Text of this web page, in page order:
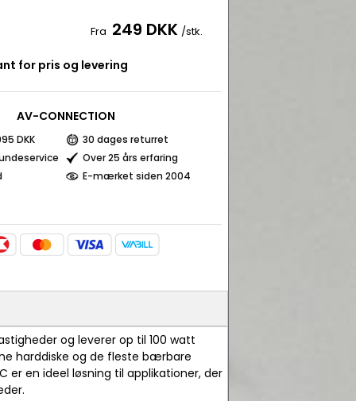
Fra 249 DKK /stk.
for pris og levering
AV-CONNECTION
DKK
30 dages returret
Over 25 års erfaring
E-mærket siden 2004
og leverer op til 100 watt
harddiske og de fleste bærbare
er en ideel løsning til applikationer, der